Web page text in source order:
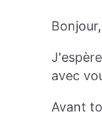
Bonjour,
avec
Avant